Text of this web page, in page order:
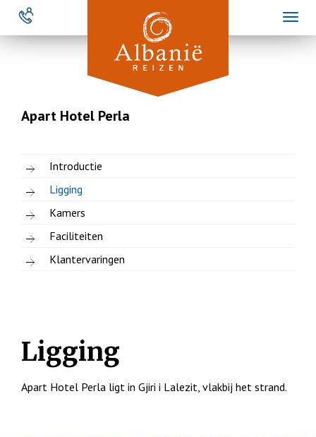
Overslaan
naar
Apart Hotel Perla
Introductie
Ligging
Kamers
Faciliteiten
Klantervaringen
Ligging
Apart Hotel Perla ligt in Gjiri i Lalezit, vlakbij het strand.